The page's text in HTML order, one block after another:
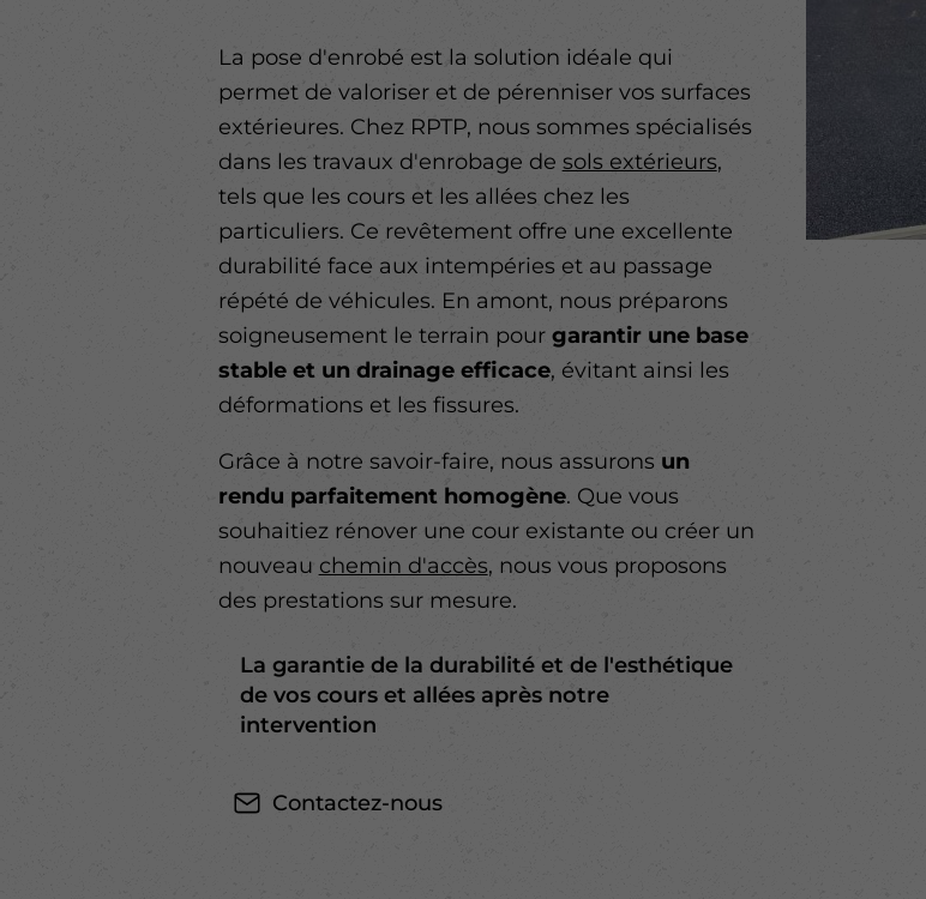
La pose d'enrobé est la solution idéale qui
permet de valoriser et de pérenniser vos surfaces
extérieures. Chez RPTP, nous sommes spécialisés
dans les travaux d'enrobage de sols extérieurs,
tels que les cours et les allées chez les
particuliers. Ce revêtement offre une excellente
durabilité face aux intempéries et au passage
répété de véhicules. En amont, nous préparons
soigneusement le terrain pour garantir une base
stable et un drainage efficace, évitant ainsi les
déformations et les fissures.
Grâce à notre savoir-faire, nous assurons un
rendu parfaitement homogène. Que vous
souhaitiez rénover une cour existante ou créer un
nouveau chemin d'accès, nous vous proposons
des prestations sur mesure.
La garantie de la durabilité et de l'esthétique
de vos cours et allées après notre
intervention
Contactez-nous